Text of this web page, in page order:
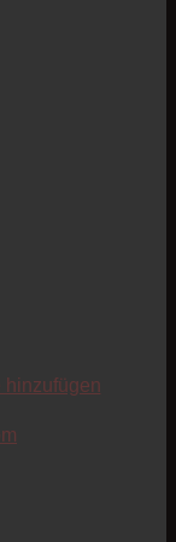
hinzufügen